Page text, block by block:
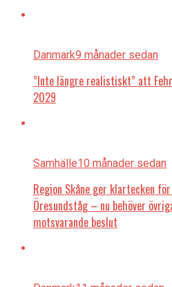
Danmark9 månader sedan
”Inte längre realistiskt” att
2029
Samhälle10 månader sedan
Region Skåne ger klartecken
Öresundståg – nu behöver
motsvarande beslut